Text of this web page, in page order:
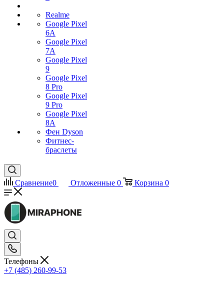
Realme
Google Pixel
6A
Google Pixel
7А
Google Pixel
9
Google Pixel
8 Pro
Google Pixel
9 Pro
Google Pixel
8A
Фен Dyson
Фитнес-
браслеты
Сравнение0 Отложенные 0 Корзина 0
Телефоны
+7 (485) 260-99-53